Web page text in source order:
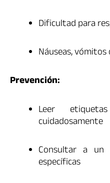
Dificultad para
Náuseas,
Prevención:
Leer
cuidadosamente
Consultar a un
específicas